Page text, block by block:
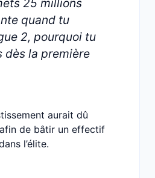
quand tu
2, pourquoi tu
dès la première
aurait dû
de bâtir un effectif
l’élite.